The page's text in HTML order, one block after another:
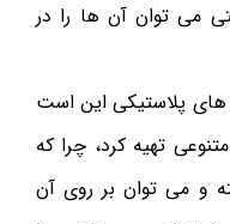
می توان آن ها را در
های پلاستیکی این است
تهیه کرد، چرا که
و می توان بر روی آن